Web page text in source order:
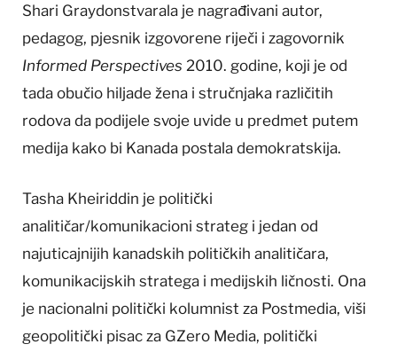
Shari Graydonstvarala je nagrađivani autor,
pedagog, pjesnik izgovorene riječi i zagovornik
Informed Perspectives 2010. godine, koji je od
tada obučio hiljade žena i stručnjaka različitih
rodova da podijele svoje uvide u predmet putem
medija kako bi Kanada postala demokratskija.
Tasha Kheiriddin je politički
analitičar/komunikacioni strateg i jedan od
najuticajnijih kanadskih političkih analitičara,
komunikacijskih stratega i medijskih ličnosti. Ona
je nacionalni politički kolumnist za Postmedia, viši
geopolitički pisac za GZero Media, politički